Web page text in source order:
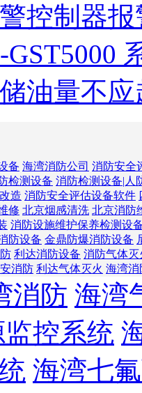
控制器报
油量不应
备 海湾消防公司 消防安全
检测设备 消防检测设备|人
造 消防安全评估设备软件
修 北京烟感清洗 北京消防
消防设施维护保养检测设
防设备 金鼎防爆消防设备
利达消防设备 消防气体灭
消防 利达气体灭火 海湾消
消防 海湾
控系统
海湾七